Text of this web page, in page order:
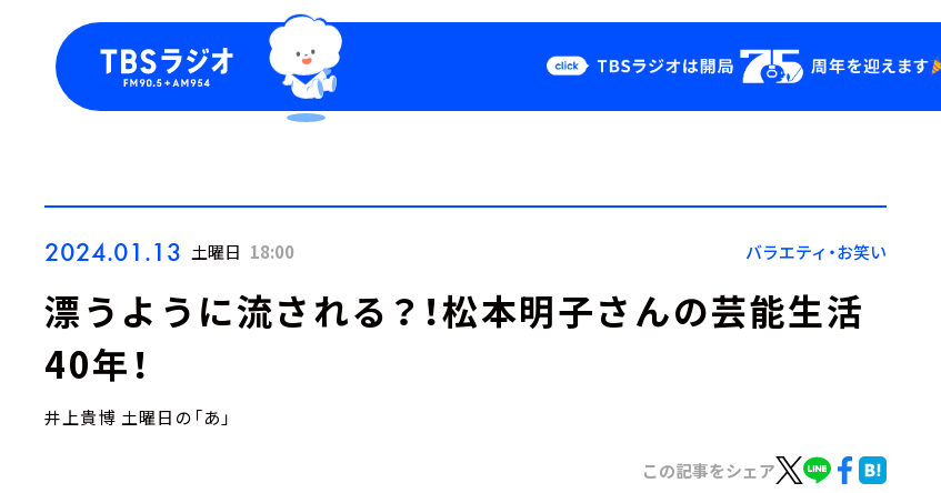
Podcast
YouTube
会社情報
2024.01.13 土曜日 18:00 バラエティ・お笑い
漂うように流される？！松本明子さんの芸能生活
40年！
井上貴博 土曜日の「あ」
この記事をシェア